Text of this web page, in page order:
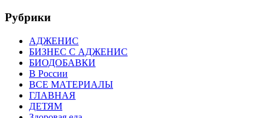
Рубрики
АДЖЕНИС
БИЗНЕС С АДЖЕНИС
БИОДОБАВКИ
В России
ВСЕ МАТЕРИАЛЫ
ГЛАВНАЯ
ДЕТЯМ